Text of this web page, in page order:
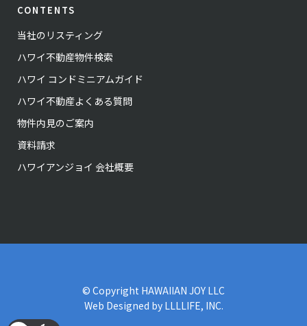
CONTENTS
当社のリスティング
ハワイ不動産物件検索
ハワイ コンドミニアムガイド
ハワイ不動産よくある質問
物件内見のご案内
資料請求
ハワイアンジョイ 会社概要
© Copyright HAWAIIAN JOY LLC
Web Designed by LLLLIFE, INC.